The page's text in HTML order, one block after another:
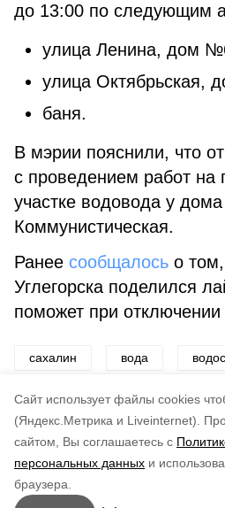
Cайт использует файлы cookies
(Яндекс.Метрика и Liveinternet).
сайтом, Вы соглашаетесь с
персональных данных и
браузера.
Подписывайтесь
канал
Рассказываем о главном в
до 13:00 по следующим
улица Ленина, дом
улица Октябрьская,
баня.
В мэрии пояснили, что
с проведением работ на
участке водовода у
Коммунистическая.
Ранее сообщалось о
Углегорска поделился
поможет при
сахалин вода
углегорский район
по оценке
5